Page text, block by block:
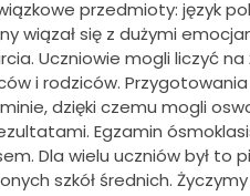
przedmioty: język
wiązał się z dużymi
Uczniowie mogli liczyć
i rodziców.
dzięki czemu mogli
Egzamin
Dla wielu uczniów był to
szkół średnich.